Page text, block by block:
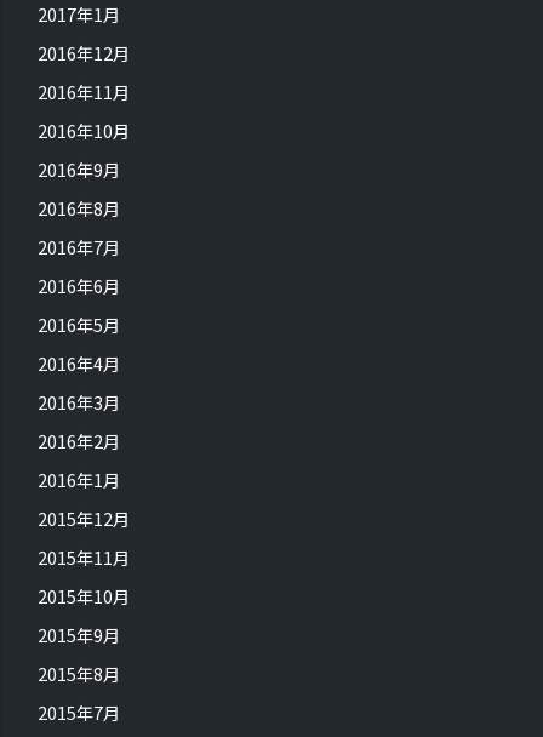
2017年1月
2016年12月
2016年11月
2016年10月
2016年9月
2016年8月
2016年7月
2016年6月
2016年5月
2016年4月
2016年3月
2016年2月
2016年1月
2015年12月
2015年11月
2015年10月
2015年9月
2015年8月
2015年7月